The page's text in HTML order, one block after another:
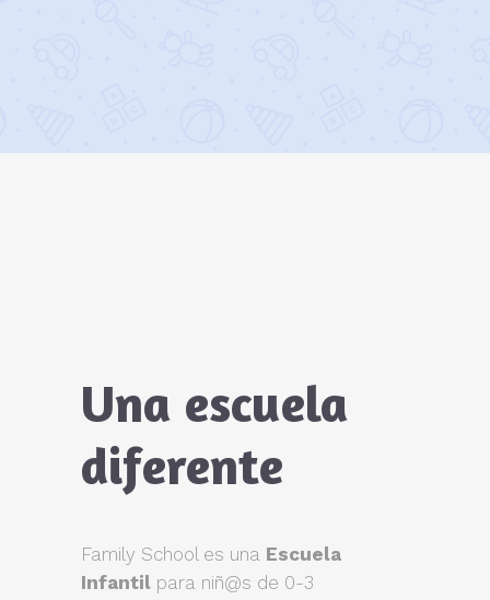
Una escuela
diferente
Family School es una Escuela
Infantil para niñ@s de 0-3